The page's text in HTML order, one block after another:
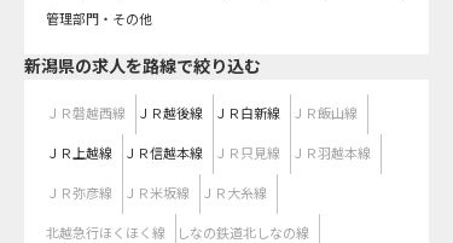
管理部門・その他
新潟県の求人を路線で絞り込む
ＪＲ磐越西線 ＪＲ越後線 ＪＲ白新線 ＪＲ飯山線
ＪＲ上越線 ＪＲ信越本線 ＪＲ只見線 ＪＲ羽越本線
ＪＲ弥彦線 ＪＲ米坂線 ＪＲ大糸線
北越急行ほくほく線 しなの鉄道北しなの線